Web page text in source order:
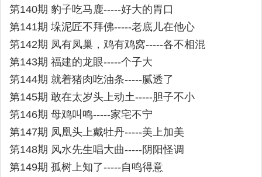
第140期 豹子吃马鹿-----好大的胃口
第141期 垛泥匠不拜佛-----老底儿在他心
第142期 凤有凤巢，鸡有鸡窝-----各不相混
第143期 福建的龙眼-----个子大
第144期 就着猪肉吃油条-----腻透了
第145期 敢在太岁头上动土-----胆子不小
第146期 母鸡叫鸣-----家宅不宁
第147期 凤凰头上戴牡丹-----美上加美
第148期 风水先生唱大曲-----阴阳怪调
第149期 孤树上知了-----自鸣得意